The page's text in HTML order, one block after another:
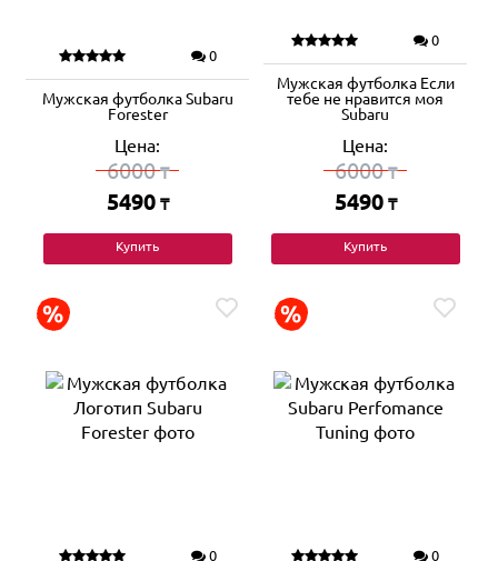
0
Мужская футболка Subaru
Forester
Цена:
6000₸
5490 ₸
Купить
0
Мужская футболка Если
тебе не нравится моя
Subaru
Цена:
6000₸
5490 ₸
Купить
0 0